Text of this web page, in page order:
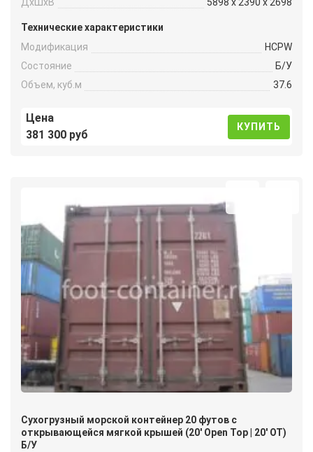
Технические характеристики
Модификация
HCPW
Состояние
Б/У
Объем, куб.м
37.6
Цена
381 300 руб
КУПИТЬ
Сухогрузный морской контейнер 20 футов с
открывающейся мягкой крышей (20′ Open Top | 20′ OT)
Б/У